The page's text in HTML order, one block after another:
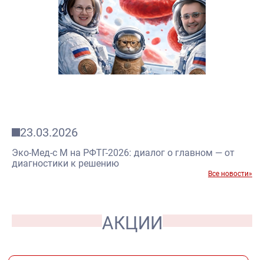
23.03.2026
Эко-Мед-с М на РФТГ-2026: диалог о главном — от
диагностики к решению
Все новости»
АКЦИИ